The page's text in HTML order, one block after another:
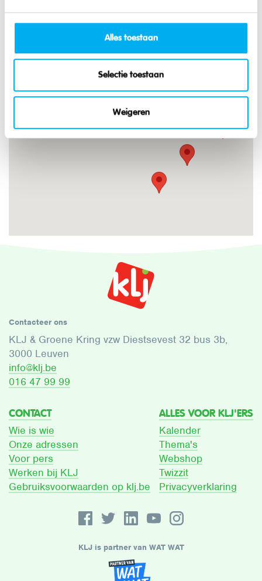
Alles toestaan
Selectie toestaan
Weigeren
Contacteer ons
KLJ & Groene Kring vzw Diestsevest 32 bus 3b,
3000 Leuven
info@klj.be​
016 47 99 99
CONTACT
Wie is wie
Onze adressen
Voor pers
Werken bij KLJ
Gebruiksvoorwaarden op klj.be
ALLES VOOR KLJ'ERS
Kalender
Thema's
Webshop
Twizzit
Privacyverklaring
KLJ is partner van WAT WAT